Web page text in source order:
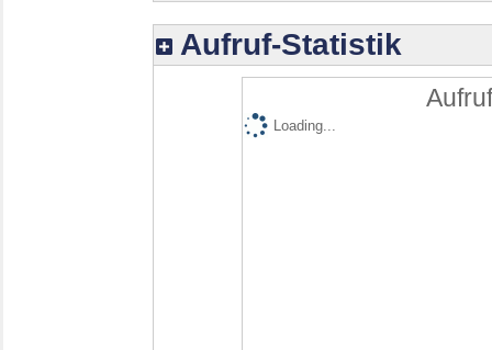
Aufruf-Statistik
Loading...